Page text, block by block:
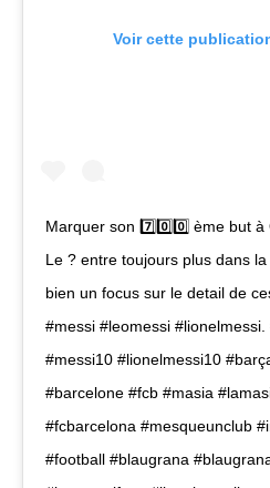
Voir cette
Marquer son 7️⃣0️⃣0️⃣ ème but à
Le ? entre toujours plus dans
bien un focus sur le detail de
#messi #leomessi
#messi10 #lionelmessi10
#barcelone #fcb #masia
#fcbarcelona #mesqueunclub
#football #blaugrana